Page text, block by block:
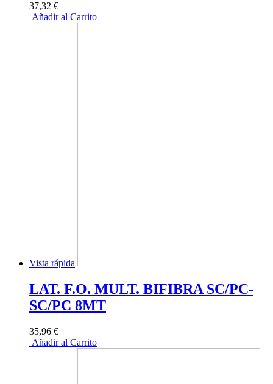
37,32 €
Añadir al Carrito
Vista rápida
LAT. F.O. MULT. BIFIBRA SC/PC-
SC/PC 8MT
35,96 €
Añadir al Carrito